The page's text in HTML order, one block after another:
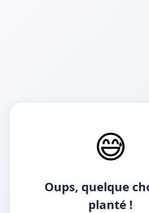
😅
Oups, quelque
planté !